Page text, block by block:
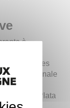
à
Nationale
de La Plata
que des